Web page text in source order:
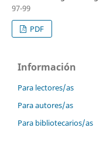
97-99
PDF
Información
Para lectores/as
Para autores/as
Para bibliotecarios/as